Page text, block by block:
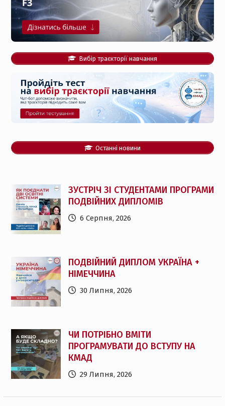
Вибір траєкторії навчання
Останні новини
ЗУСТРІЧ ЗІ СТУДЕНТАМИ ПРОГРАМИ
ПОДВІЙНИХ ДИПЛОМІВ
6 Серпня, 2026
ПОДВІЙНИЙ ДИПЛОМ УКРАЇНА +
НІМЕЧЧИНА
30 Липня, 2026
ЧИ ПОТРІБНО ВМІТИ
ПРОГРАМУВАТИ ДО ВСТУПУ НА
КМАД
29 Липня, 2026